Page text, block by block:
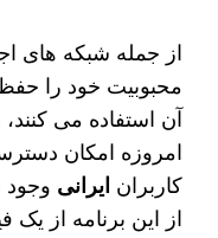
از جمله شبکه‌ های
محبوبیت خود را
آن استفاده می‌ کنند،
امروزه امکان
کاربران ایرانی وجود
از این برنامه از